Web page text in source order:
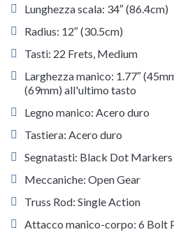
Lunghezza scala: 34″ (86.4cm)
Radius: 12″ (30.5cm)
Tasti: 22 Frets, Medium
Larghezza manico: 1.77″
(69mm) all'ultimo tasto
Legno manico: Acero duro
Tastiera: Acero duro
Segnatasti: Black Dot Markers
Meccaniche: Open Gear
Truss Rod: Single Action
Attacco manico-corpo: 6 Bolt